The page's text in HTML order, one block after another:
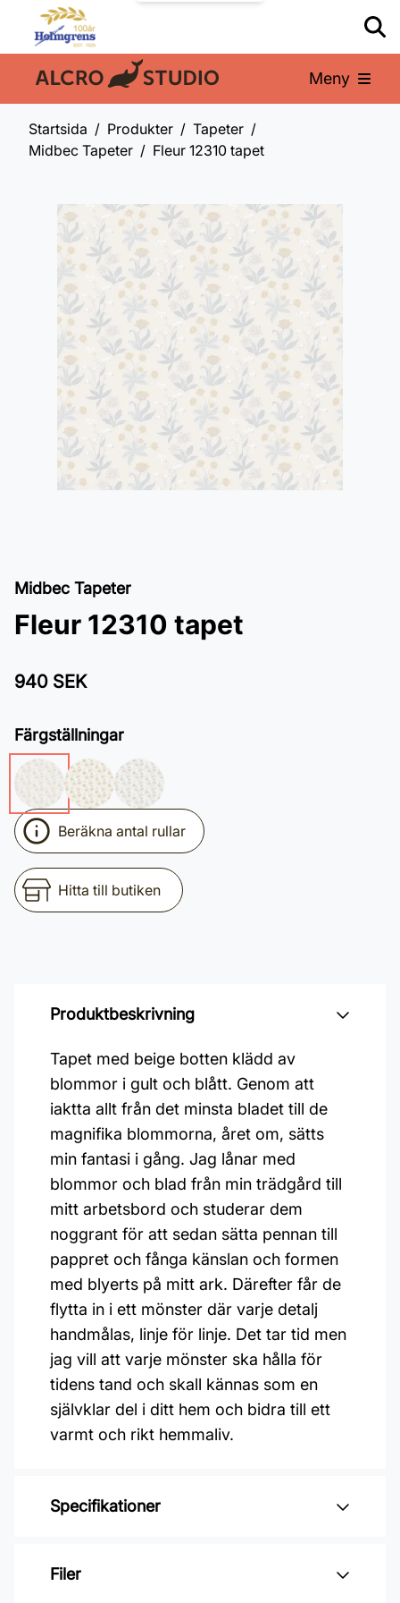
En del av: Meny
Startsida Produkter
Tapeter
Midbec Tapeter
Fleur 12310 tapet
Midbec Tapeter
Fleur 12310 tapet
940 SEK
Färgställningar
Beräkna antal rullar
Hitta till butiken
Produktbeskrivning
Tapet med beige botten klädd av
blommor i gult och blått. Genom att
iaktta allt från det minsta bladet till de
magnifika blommorna, året om, sätts
min fantasi i gång. Jag lånar med
blommor och blad från min trädgård till
mitt arbetsbord och studerar dem
noggrant för att sedan sätta pennan till
pappret och fånga känslan och formen
med blyerts på mitt ark. Därefter får de
flytta in i ett mönster där varje detalj
handmålas, linje för linje. Det tar tid men
jag vill att varje mönster ska hålla för
tidens tand och skall kännas som en
självklar del i ditt hem och bidra till ett
varmt och rikt hemmaliv.
Specifikationer
Varumärke: Midbec Tapeter
Filer